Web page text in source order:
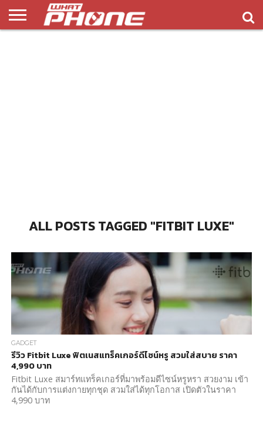
ALL POSTS TAGGED "FITBIT LUXE"
GADGET
รีวิว Fitbit Luxe ฟิตเนสแทร็คเกอร์ดีไซน์หรู สวมใส่สบาย ราคา
4,990 บาท
Fitbit Luxe สมาร์ทแทร็คเกอร์ที่มาพร้อมดีไซน์หรูหรา สวยงาม เข้า
กันได้กับการแต่งกายทุกชุด สวมใส่ได้ทุกโอกาส เปิดตัวในราคา
4,990 บาท